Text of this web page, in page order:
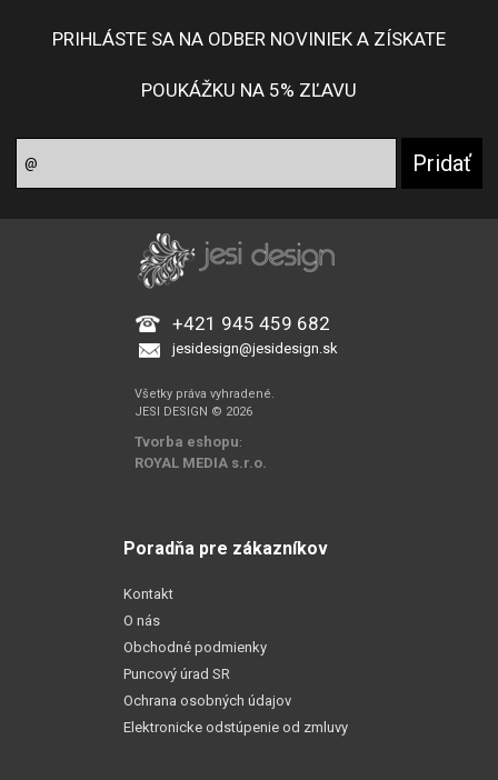
PRIHLÁSTE SA NA ODBER NOVINIEK A ZÍSKATE
POUKÁŽKU NA 5% ZĽAVU
+421 945 459 682
jesidesign@jesidesign.sk
Všetky práva vyhradené.
JESI DESIGN © 2026
Tvorba eshopu:
ROYAL MEDIA s.r.o.
Poradňa pre zákazníkov
Kontakt
O nás
Obchodné podmienky
Puncový úrad SR
Ochrana osobných údajov
Elektronicke odstúpenie od zmluvy